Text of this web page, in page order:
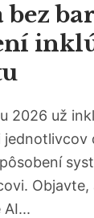
bez
2026 už
jednotlivcov
Objavte,